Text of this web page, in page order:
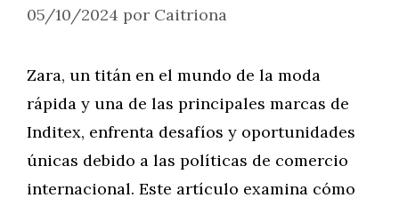
05/10/2024 por Caitriona
Zara, un titán en el mundo de la moda
rápida y una de las principales marcas de
Inditex, enfrenta desafíos y oportunidades
únicas debido a las políticas de comercio
internacional. Este artículo examina cómo